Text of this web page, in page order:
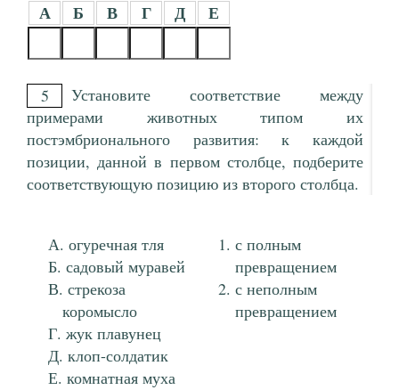
А Б В Г Д Е
5
Установите соответствие между
примерами животных типом их
постэмбрионального развития: к каждой
позиции, данной в первом столбце, подберите
соответствующую позицию из второго столбца.
огуречная тля
садовый муравей
стрекоза
коромысло
жук плавунец
клоп-солдатик
комнатная муха
с полным
превращением
с неполным
превращением